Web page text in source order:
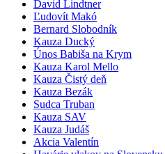
David Lindtner
Ľudovít Makó
Bernard Slobodník
Kauza Ducký
Únos Babiša na Krym
Kauza Karol Mello
Kauza Čistý deň
Kauza Bezák
Sudca Truban
Kauza SAV
Kauza Judáš
Akcia Valentín